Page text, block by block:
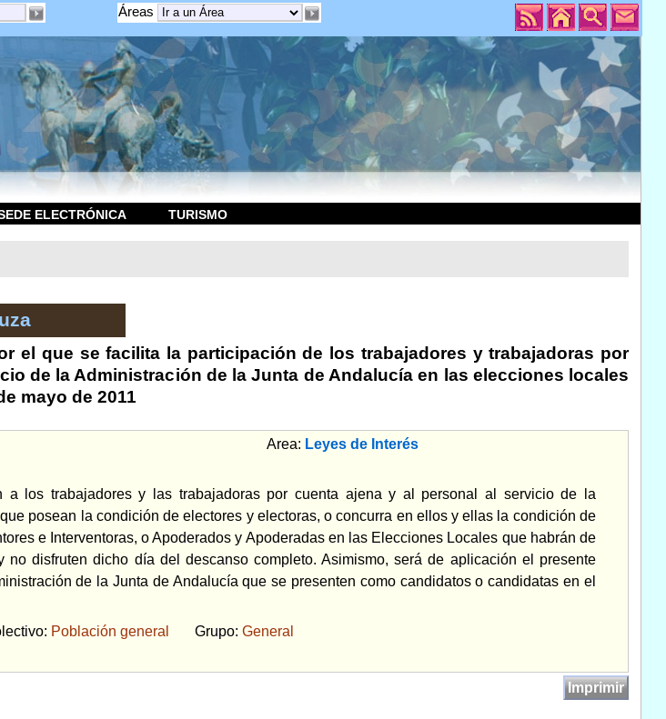
Áreas
ELECTRÓNICA TURISMO
el que se facilita la participación de los trabajadores y trabajadoras por
de la Administración de la Junta de Andalucía en las elecciones locales
mayo de 2011
Area: Leyes de Interés
a los trabajadores y las trabajadoras por cuenta ajena y al personal al servicio de la
posean la condición de electores y electoras, o concurra en ellos y ellas la condición de
e Interventoras, o Apoderados y Apoderadas en las Elecciones Locales que habrán de
disfruten dicho día del descanso completo. Asimismo, será de aplicación el presente
de la Junta de Andalucía que se presenten como candidatos o candidatas en el
Población general Grupo: General
Imprimir